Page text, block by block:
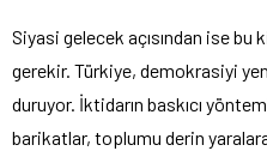
Siyasi gelecek açısından ise
gerekir. Türkiye, demokrasiyi
duruyor. İktidarın baskıcı
barikatlar, toplumu derin